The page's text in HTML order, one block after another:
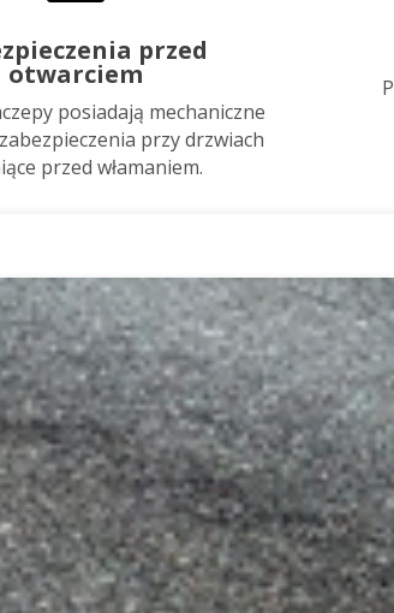
przed
otwarciem
posiadają mechaniczne
przy drzwiach
przed włamaniem.